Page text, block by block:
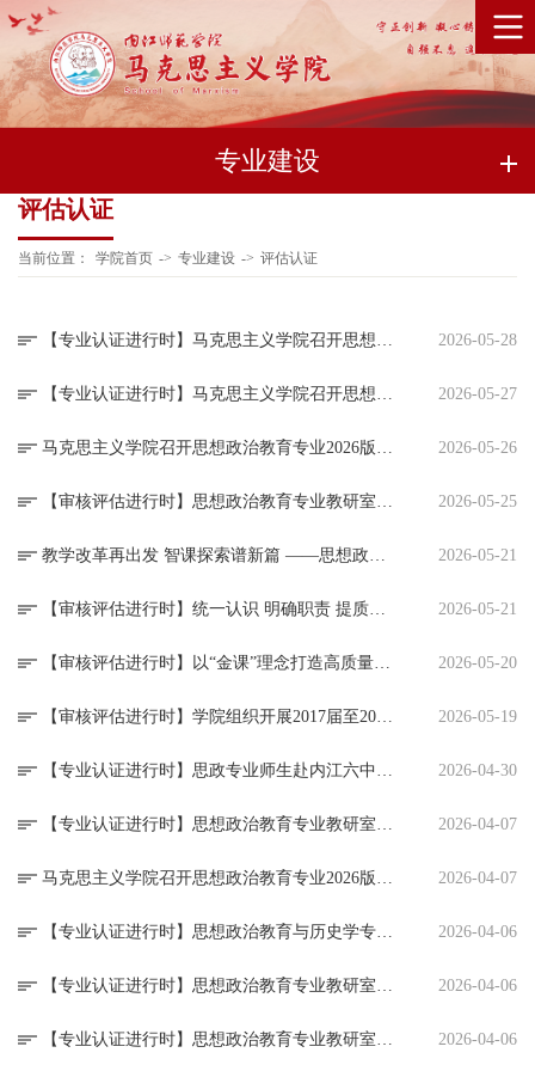
专业建设
评估认证
当前位置： 学院首页 -> 专业建设 -> 评估认证
【专业认证进行时】马克思主义学院召开思想政治教育专业2026版本科人才培养方案修订第三场论证会 2026-05-28
【专业认证进行时】马克思主义学院召开思想政治教育专业2026版本科人才培养方案修订第二场论证会 2026-05-27
马克思主义学院召开思想政治教育专业2026版本科人才培养方案修订第一场论证会 2026-05-26
【审核评估进行时】思想政治教育专业教研室：以扎实、饱满的工作态度迎接审核评估 2026-05-25
教学改革再出发 智课探索谱新篇 ——思想政治教育专业教研室开展2025课程建设研讨会 2026-05-21
【审核评估进行时】统一认识 明确职责 提质增效 ——学院实践实训教研室召开工作专题会议 2026-05-21
【审核评估进行时】以“金课”理念打造高质量课堂 强一流专业奋楫迎审核评估 ——思想政治教育专业教研室召开课程建设专题研讨会 2026-05-20
【审核评估进行时】学院组织开展2017届至2021届毕业生与用人单位问卷调查工作 2026-05-19
【专业认证进行时】思政专业师生赴内江六中参加中考论坛 2026-04-30
【专业认证进行时】思想政治教育专业教研室工作简报（2023年11-12月） 2026-04-07
马克思主义学院召开思想政治教育专业2026版本科 人才培养方案基础教育专家论证会 2026-04-07
【专业认证进行时】思想政治教育与历史学专业校地协同育人暨人才培养研讨会在隆昌一中召开 2026-04-06
【专业认证进行时】思想政治教育专业教研室开展课程大纲修订专题研讨会 2026-04-06
【专业认证进行时】思想政治教育专业教研室开展毕业论文答辩研讨会 2026-04-06